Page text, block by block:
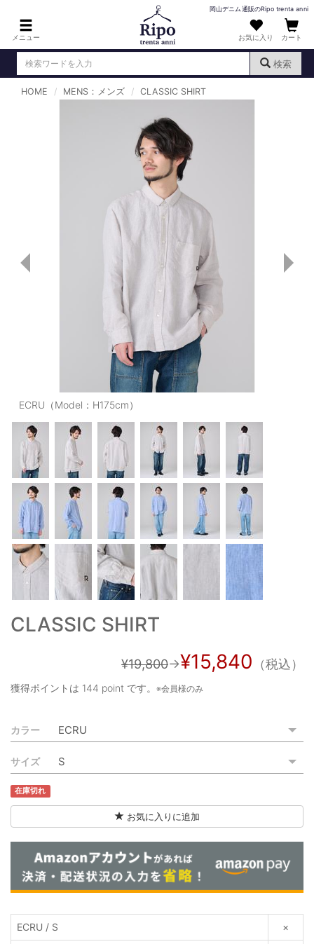
メニュー
岡山デニム通販のRipo trenta anni
お気に入り カート
検索
TOPS : トップス
T-SHIRT : Tシャツ
KNIT : ニット
SHIRT : シャツ
OUTERS : アウター
LADIES : レディース
DENIM : デニム
PANTS/SKIRT : パンツ・スカート
TOPS : トップス
OUTERS : アウター
OUTLET : アウトレット
MENS : メンズ
LADIES : レディース
新規会員登録
特定商取引法に基づく表記
お問い合わせ
HOME MENS：メンズ CLASSIC SHIRT
ECRU（Model：H175cm）
CLASSIC SHIRT
¥19,800→¥15,840 （税込）
獲得ポイントは 144 point です。 ※会員様のみ
カラー
サイズ
在庫切れ
お気に入りに追加
ECRU / S ×